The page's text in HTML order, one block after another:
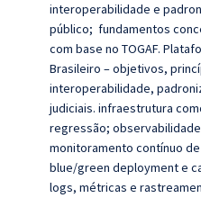
interoperabilidade e
público; fundamentos
com base no TOGAF.
Brasileiro – objetivos,
interoperabilidade,
judiciais. infraestrutura
regressão;
monitoramento contínuo
blue/green deployment e
logs, métricas e